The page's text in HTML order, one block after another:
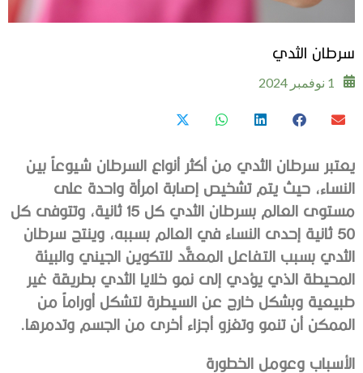
سرطان الثدي
1 نوفمبر 2024
يعتبر سرطان الثدي من أكثر أنواع السرطان شيوعاً بين
النساء، حيث يتم تشخيص إصابة امرأة واحدة على
مستوى العالم بسرطان الثدي كل 15 ثانية، وتتوفى كل
50 ثانية إحدى النساء في العالم بسببه، وينتج سرطان
الثدي بسبب التفاعل المعقَّد للتكوين الجيني والبيئة
المحيطة الذي يؤدي إلى نمو خلايا الثدي بطريقة غير
طبيعية وبشكل خارج عن السيطرة لتشكل أوراماً من
الممكن أن تنمو وتغزو أجزاء أخرى من الجسم وتدمرها.
الأسباب وعومل الخطورة